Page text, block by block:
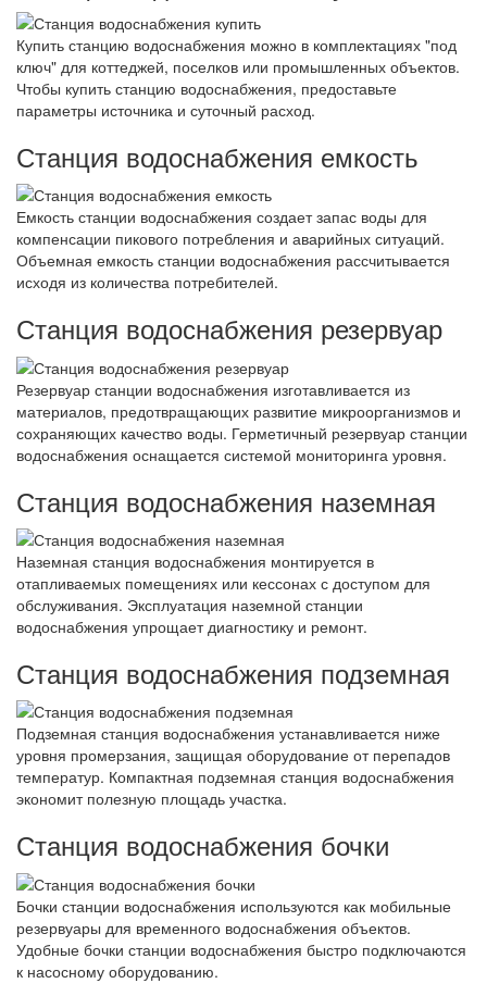
Купить станцию водоснабжения можно в комплектациях "под
ключ" для коттеджей, поселков или промышленных объектов.
Чтобы купить станцию водоснабжения, предоставьте
параметры источника и суточный расход.
Станция водоснабжения емкость
Емкость станции водоснабжения создает запас воды для
компенсации пикового потребления и аварийных ситуаций.
Объемная емкость станции водоснабжения рассчитывается
исходя из количества потребителей.
Станция водоснабжения резервуар
Резервуар станции водоснабжения изготавливается из
материалов, предотвращающих развитие микроорганизмов и
сохраняющих качество воды. Герметичный резервуар станции
водоснабжения оснащается системой мониторинга уровня.
Станция водоснабжения наземная
Наземная станция водоснабжения монтируется в
отапливаемых помещениях или кессонах с доступом для
обслуживания. Эксплуатация наземной станции
водоснабжения упрощает диагностику и ремонт.
Станция водоснабжения подземная
Подземная станция водоснабжения устанавливается ниже
уровня промерзания, защищая оборудование от перепадов
температур. Компактная подземная станция водоснабжения
экономит полезную площадь участка.
Станция водоснабжения бочки
Бочки станции водоснабжения используются как мобильные
резервуары для временного водоснабжения объектов.
Удобные бочки станции водоснабжения быстро подключаются
к насосному оборудованию.